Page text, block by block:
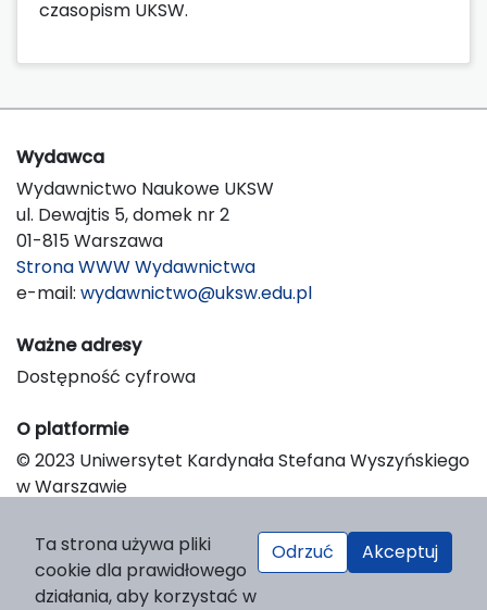
czasopism UKSW.
Wydawca
Wydawnictwo Naukowe UKSW
ul. Dewajtis 5, domek nr 2
01-815 Warszawa
Strona WWW Wydawnictwa
e-mail: wydawnictwo@uksw.edu.pl
Ważne adresy
Dostępność cyfrowa
O platformie
© 2023 Uniwersytet Kardynała Stefana Wyszyńskiego
w Warszawie
Platform & Workflow by OJS/PKP
Ta strona używa pliki
cookie dla prawidłowego
działania, aby korzystać w
Odrzuć Akceptuj